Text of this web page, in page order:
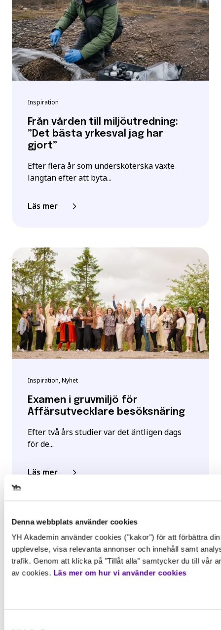
Denna webbplats använder cookies
YH Akademin använder cookies ("kakor") för att förbättra din
upplevelse, visa relevanta annonser och innehåll samt
trafik. Genom att klicka på "Tillåt alla" samtycker du till vår
av cookies. Läs mer om hur vi använder cookies
Inspiration
Från vården till miljöutredning:
”Det bästa yrkesval jag har
gjort”
Efter flera år som undersköterska växte
längtan efter att byta...
Läs mer
Inspiration, Nyhet
Examen i gruvmiljö för
Affärsutvecklare besöksnäring
Efter två års studier var det äntligen dags
för de...
Läs mer
Gör en intresseanmälan för att
mer information om den här
utbildningen
Förnamn*